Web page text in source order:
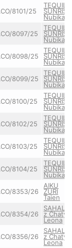
8101/25
TEQUILA
SUNRISE
Nubika
8097/25
TEQUILA
SUNRISE
Nubika
8098/25
TEQUILA
SUNRISE
Nubika
8099/25
TEQUILA
SUNRISE
Nubika
8100/25
TEQUILA
SUNRISE
Nubika
8102/25
TEQUILA
SUNRISE
Nubika
8103/25
TEQUILA
SUNRISE
Nubika
8104/25
TEQUILA
SUNRISE
Nubika
8353/26
AIKU
ZURI
Taien
8354/26
SAHALIE
z Chaty
Leona
8356/26
SAHALIE
z Chaty
Leona